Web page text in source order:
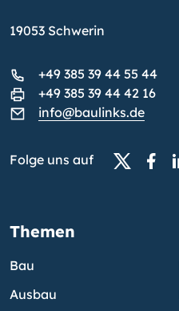
19053 Schwerin
+49 385 39 44 55 44
+49 385 39 44 42 16
info@baulinks.de
Folge uns auf
Themen
Bau
Ausbau